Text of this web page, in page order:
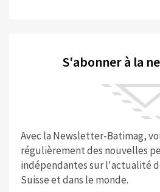
S'abonner à la
Avec la Newsletter-Batimag,
régulièrement des nouvelles
indépendantes sur l'actualité
Suisse et dans le monde.